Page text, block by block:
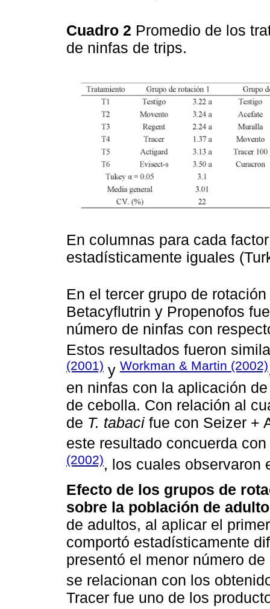
Cuadro 2 Promedio de los
de ninfas de trips.
En columnas para cada
estadísticamente iguales
En el tercer grupo de
Betacyflutrin y Propenofos
número de ninfas con
Estos resultados fueron
(2001) y Workman & Martin (2002)
en ninfas con la aplicación
de cebolla. Con relación al
de T. tabaci fue con Seizer +
este resultado concuerda
(2002), los cuales observaron
Efecto de los grupos de
sobre la población de
de adultos, al aplicar el
comportó estadísticamente
presentó el menor número
se relacionan con los
Tracer fue uno de los